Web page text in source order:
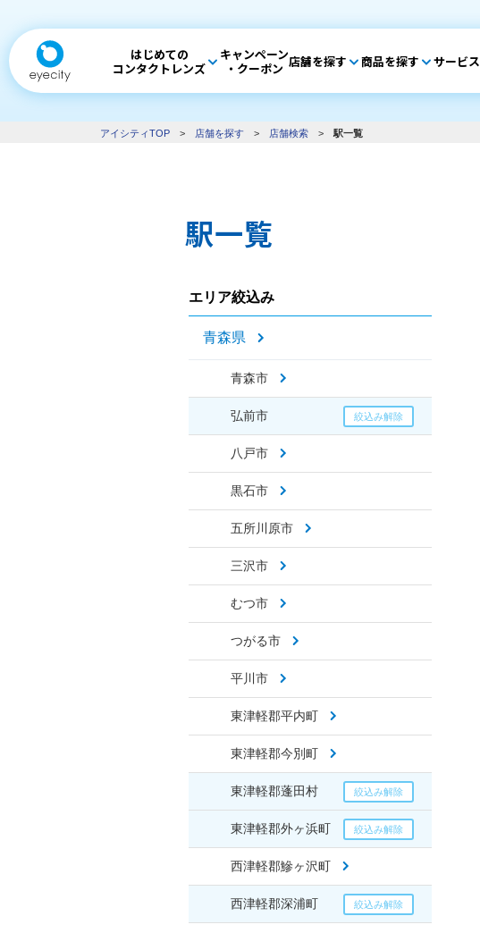
はじめての
コンタクトレンズ
キャンペーン
・クーポン 店舗を探す 商品を探す サービス
アイシティTOP > 店舗を探す > 店舗検索 > 駅一覧
駅一覧
エリア絞込み
青森県
青森市
弘前市
八戸市
黒石市
五所川原市
三沢市
むつ市
つがる市
平川市
東津軽郡平内町
東津軽郡今別町
東津軽郡蓬田村
東津軽郡外ヶ浜町
西津軽郡鰺ヶ沢町
西津軽郡深浦町